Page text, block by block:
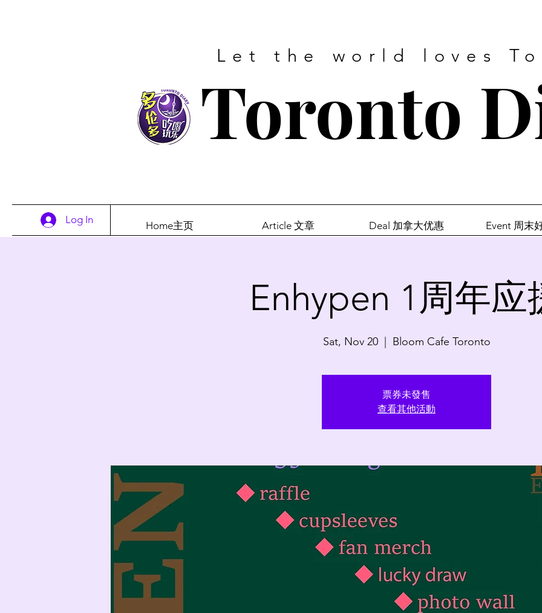
Let the world loves
Toronto
Log In Home主页 Article 文章 Deal 加拿大优惠 Event 周末
Enhypen 1周年应
Sat, Nov 20
  |
Bloom Cafe Toronto
票券未發售
查看其他活動